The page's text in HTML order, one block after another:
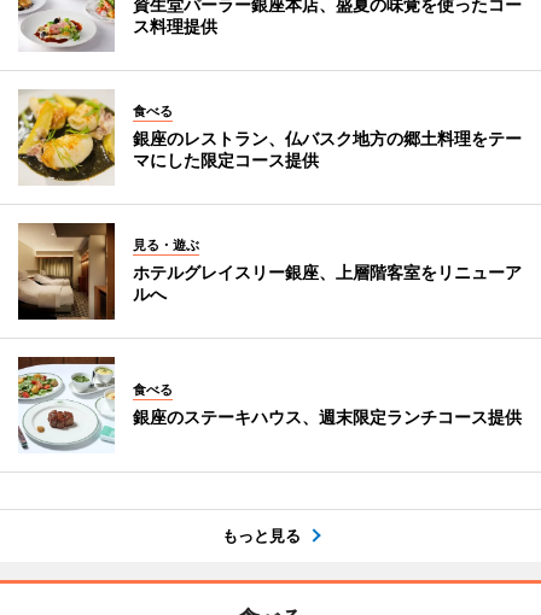
資生堂パーラー銀座本店、盛夏の味覚を使ったコー
ス料理提供
食べる
銀座のレストラン、仏バスク地方の郷土料理をテー
マにした限定コース提供
見る・遊ぶ
ホテルグレイスリー銀座、上層階客室をリニューア
ルへ
食べる
銀座のステーキハウス、週末限定ランチコース提供
もっと見る